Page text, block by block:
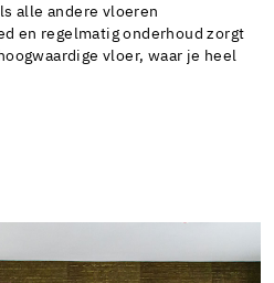
alle andere vloeren
en regelmatig onderhoud zorgt
vloer, waar je heel